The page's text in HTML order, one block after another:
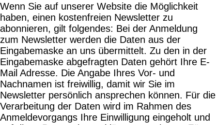
Wenn Sie auf unserer Website die Möglichkeit
haben, einen kostenfreien Newsletter zu
abonnieren, gilt folgendes: Bei der Anmeldung
zum Newsletter werden die Daten aus der
Eingabemaske an uns übermittelt. Zu den in der
Eingabemaske abgefragten Daten gehört Ihre E-
Mail Adresse. Die Angabe Ihres Vor- und
Nachnamen ist freiwillig, damit wir Sie im
Newsletter persönlich ansprechen können. Für die
Verarbeitung der Daten wird im Rahmen des
Anmeldevorgangs Ihre Einwilligung eingeholt und